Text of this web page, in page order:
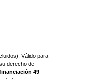
Válido para
derecho de
49